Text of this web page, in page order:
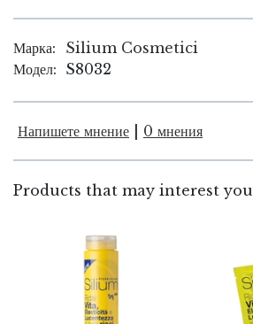
Марка:
Silium Cosmetici
Модел: S8032
Напишете мнение 0 мнения
Products that may interest you